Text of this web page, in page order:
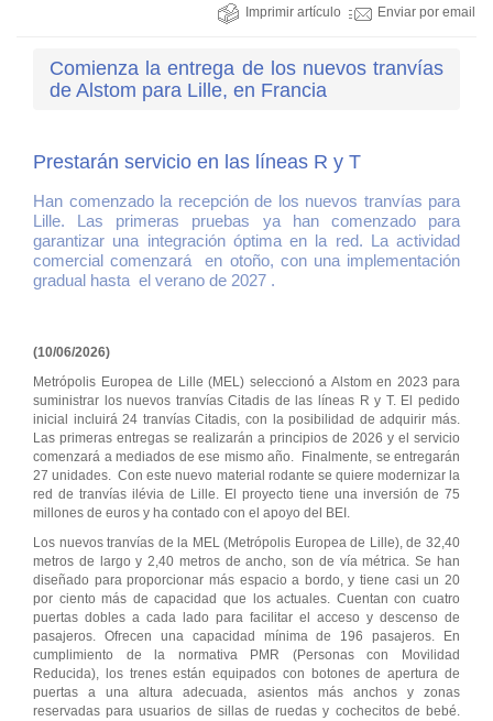
Imprimir artículo Enviar por email
Comienza la entrega de los nuevos tranvías
de Alstom para Lille, en Francia
Prestarán servicio en las líneas R y T
Han comenzado la recepción de los nuevos tranvías para
Lille. Las primeras pruebas ya han comenzado para
garantizar una integración óptima en la red. La actividad
comercial comenzará en otoño, con una implementación
gradual hasta el verano de 2027 .
(10/06/2026)
Metrópolis Europea de Lille (MEL) seleccionó a Alstom en 2023 para
suministrar los nuevos tranvías Citadis de las líneas R y T. El pedido
inicial incluirá 24 tranvías Citadis, con la posibilidad de adquirir más.
Las primeras entregas se realizarán a principios de 2026 y el servicio
comenzará a mediados de ese mismo año. Finalmente, se entregarán
27 unidades. Con este nuevo material rodante se quiere modernizar la
red de tranvías ilévia de Lille. El proyecto tiene una inversión de 75
millones de euros y ha contado con el apoyo del BEI.
Los nuevos tranvías de la MEL (Metrópolis Europea de Lille), de 32,40
metros de largo y 2,40 metros de ancho, son de vía métrica. Se han
diseñado para proporcionar más espacio a bordo, y tiene casi un 20
por ciento más de capacidad que los actuales. Cuentan con cuatro
puertas dobles a cada lado para facilitar el acceso y descenso de
pasajeros. Ofrecen una capacidad mínima de 196 pasajeros. En
cumplimiento de la normativa PMR (Personas con Movilidad
Reducida), los trenes están equipados con botones de apertura de
puertas a una altura adecuada, asientos más anchos y zonas
reservadas para usuarios de sillas de ruedas y cochecitos de bebé.